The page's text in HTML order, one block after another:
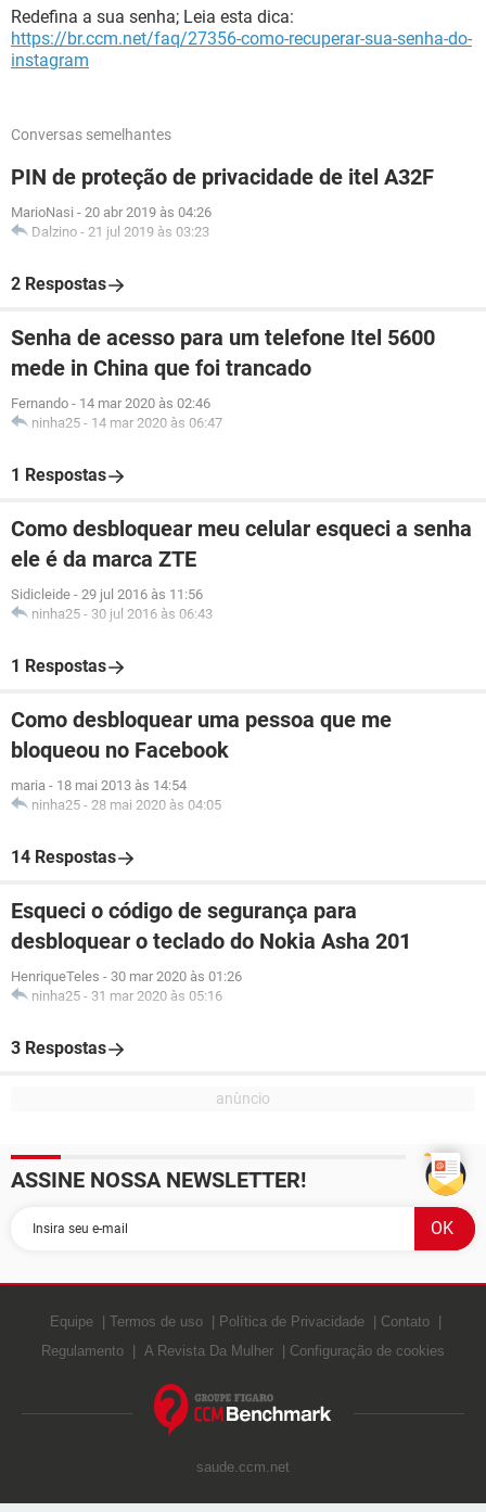
Redefina a sua senha; Leia esta dica:
https://br.ccm.net/faq/27356-como-recuperar-sua-senha-do-
instagram
Conversas semelhantes
PIN de proteção de privacidade de itel A32F
MarioNasi - 20 abr 2019 às 04:26
Dalzino - 21 jul 2019 às 03:23
2 Respostas
Senha de acesso para um telefone Itel 5600
mede in China que foi trancado
Fernando - 14 mar 2020 às 02:46
ninha25 - 14 mar 2020 às 06:47
1 Respostas
Como desbloquear meu celular esqueci a senha
ele é da marca ZTE
Sidicleide - 29 jul 2016 às 11:56
ninha25 - 30 jul 2016 às 06:43
1 Respostas
Como desbloquear uma pessoa que me
bloqueou no Facebook
maria - 18 mai 2013 às 14:54
ninha25 - 28 mai 2020 às 04:05
14 Respostas
Esqueci o código de segurança para
desbloquear o teclado do Nokia Asha 201
HenriqueTeles - 30 mar 2020 às 01:26
ninha25 - 31 mar 2020 às 05:16
3 Respostas
ASSINE NOSSA NEWSLETTER!
Equipe Termos de uso Política de Privacidade
Contato
Regulamento
A Revista Da Mulher Configuração de cookies
saude.ccm.net